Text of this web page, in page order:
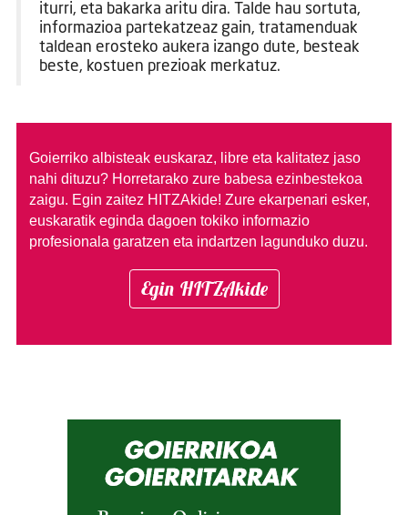
iturri, eta bakarka aritu dira. Talde hau sortuta,
informazioa partekatzeaz gain, tratamenduak
taldean erosteko aukera izango dute, besteak
beste, kostuen prezioak merkatuz.
Goierriko albisteak euskaraz, libre eta kalitatez jaso
nahi dituzu? Horretarako zure babesa ezinbestekoa
zaigu. Egin zaitez HITZAkide! Zure ekarpenari esker,
euskaratik eginda dagoen tokiko informazio
profesionala garatzen eta indartzen lagunduko duzu.
Egin HITZAkide